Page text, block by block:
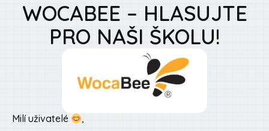
WOCABEE – HLASUJTE
PRO NAŠI ŠKOLU!
Milí uživatelé
,